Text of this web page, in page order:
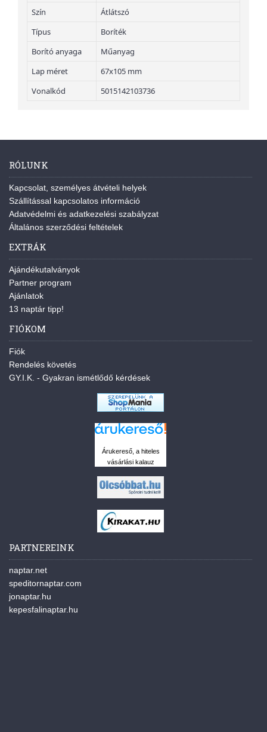
Szín
Átlátszó
Típus
Boríték
Borító anyaga
Műanyag
Lap méret
67x105 mm
Vonalkód
5015142103736
RÓLUNK
Kapcsolat, személyes átvételi helyek
Szállítással kapcsolatos információ
Adatvédelmi és adatkezelési szabályzat
Általános szerződési feltételek
EXTRÁK
Ajándékutalványok
Partner program
Ajánlatok
13 naptár tipp!
FIÓKOM
Fiók
Rendelés követés
GY.I.K. - Gyakran ismétlődő kérdések
Árukereső, a hiteles
vásárlási kalauz
PARTNEREINK
naptar.net
speditornaptar.com
jonaptar.hu
kepesfalinaptar.hu